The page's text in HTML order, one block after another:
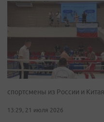
спортсмены из России и Китая
13:29, 21 июля 2026